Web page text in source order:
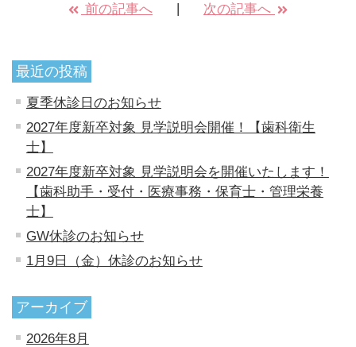
前の記事へ 次の記事へ
最近の投稿
夏季休診日のお知らせ
2027年度新卒対象 見学説明会開催！【歯科衛生
士】
2027年度新卒対象 見学説明会を開催いたします！
【歯科助手・受付・医療事務・保育士・管理栄養
士】
GW休診のお知らせ
1月9日（金）休診のお知らせ
アーカイブ
2026年8月